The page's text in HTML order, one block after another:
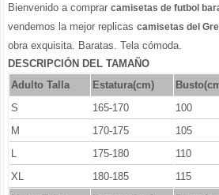
Bienvenido a comprar camisetas de futbol
vendemos la mejor replicas camisetas del
obra exquisita. Baratas. Tela cómoda.
DESCRIPCIÓN DEL TAMAÑO
Adulto Talla
Estatura(cm)
S
165-170 100
M
170-175 105
L
175-180 110
XL
180-185 115